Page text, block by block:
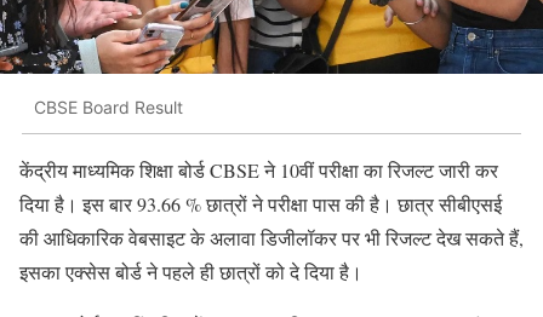
CBSE Board Result
केंद्रीय माध्यमिक शिक्षा बोर्ड CBSE ने 10वीं परीक्षा का रिजल्ट जारी कर
दिया है। इस बार 93.66 % छात्रों ने परीक्षा पास की है। छात्र सीबीएसई
की आधिकारिक वेबसाइट के अलावा डिजीलॉकर पर भी रिजल्ट देख सकते हैं,
इसका एक्सेस बोर्ड ने पहले ही छात्रों को दे दिया है।